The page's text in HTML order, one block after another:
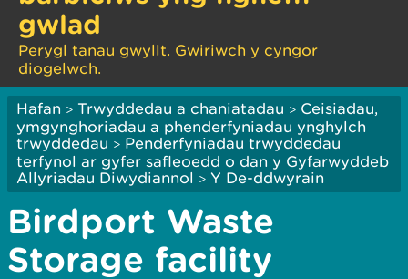
gwlad
Perygl tanau gwyllt. Gwiriwch y cyngor
diogelwch.
Hafan > Trwyddedau a chaniatadau > Ceisiadau,
ymgynghoriadau a phenderfyniadau ynghylch
trwyddedau > Penderfyniadau trwyddedau
terfynol ar gyfer safleoedd o dan y Gyfarwyddeb
Allyriadau Diwydiannol > Y De-ddwyrain
Birdport Waste
Storage facility